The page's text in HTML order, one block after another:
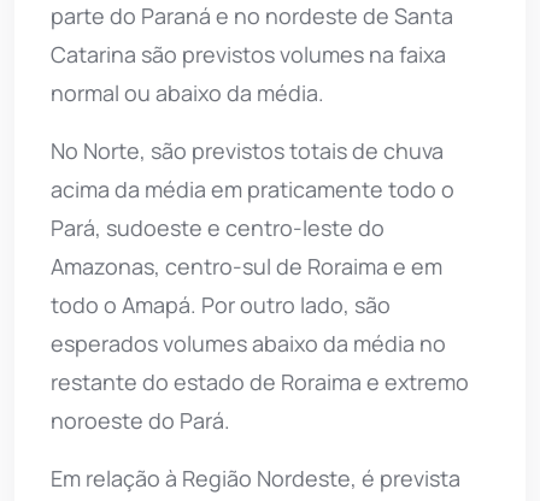
parte do Paraná e no nordeste de Santa
Catarina são previstos volumes na faixa
normal ou abaixo da média.
No Norte, são previstos totais de chuva
acima da média em praticamente todo o
Pará, sudoeste e centro-leste do
Amazonas, centro-sul de Roraima e em
todo o Amapá. Por outro lado, são
esperados volumes abaixo da média no
restante do estado de Roraima e extremo
noroeste do Pará.
Em relação à Região Nordeste, é prevista